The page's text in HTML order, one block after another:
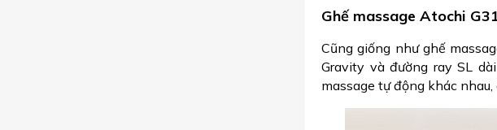
Ghế massage Atochi
Cũng giống như ghế
Gravity và đường ray SL
massage tự động khác